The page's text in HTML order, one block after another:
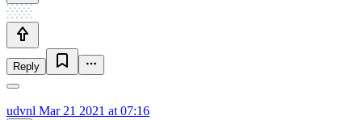
Reply
udvnl Mar 21 2021 at 07:16